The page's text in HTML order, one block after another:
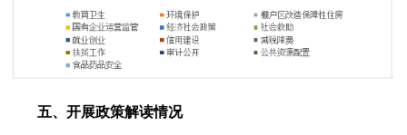
五、开展政策解读情况